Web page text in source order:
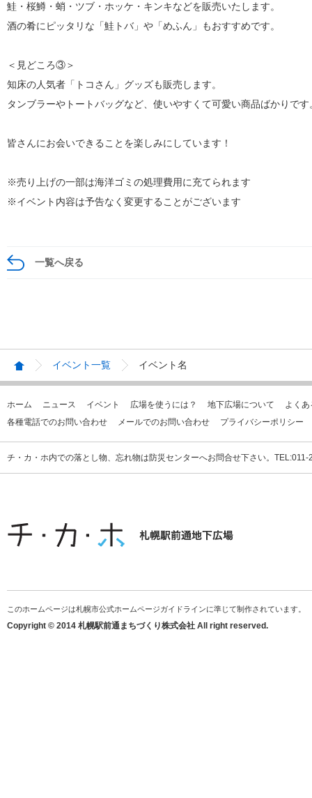
鮭・桜鱒・蛸・ツブ・ホッケ・キンキなどを販売いたします。
酒の肴にピッタリな「鮭トバ」や「めふん」もおすすめです。
＜見どころ③＞
知床の人気者「トコさん」グッズも販売します。
タンブラーやトートバッグなど、使いやすくて可愛い商品ばかりです
皆さんにお会いできることを楽しみにしています！
※売り上げの一部は海洋ゴミの処理費用に充てられます
※イベント内容は予告なく変更することがございます
一覧へ戻る
イベント一覧 イベント名
ホーム ニュース イベント 広場を使うには？ 地下広場について
よく
各種電話でのお問い合わせ
メールでのお問い合わせ プライバシーポリシー
チ・カ・ホ内での落とし物、忘れ物は防災センターへお問合せ下さい。
このホームページは札幌市公式ホームページガイドラインに準じて制作されています。
Copyright © 2014 札幌駅前通まちづくり株式会社 All right reserved.